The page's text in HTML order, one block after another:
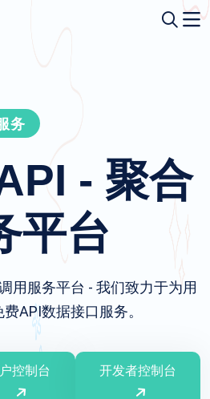
务
- 聚合
平台
用服务平台 - 我们致力于为用
API数据接口服务。
控制台 开发者控制台